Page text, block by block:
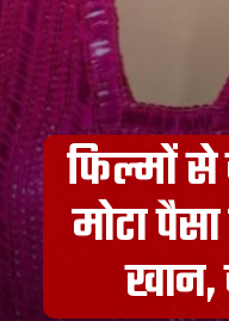
फिल्मों से
मोटा
खान,